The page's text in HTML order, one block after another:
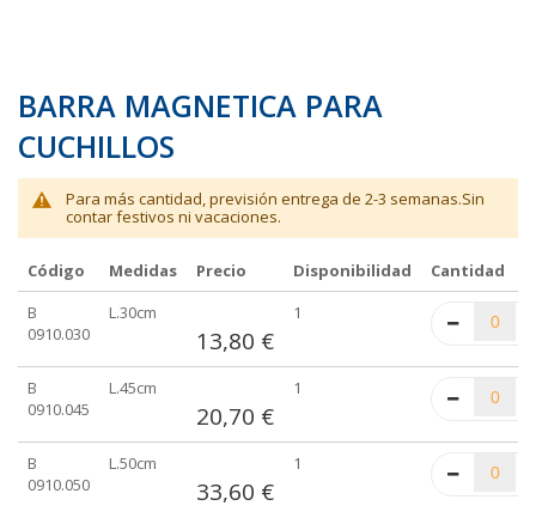
BARRA MAGNETICA PARA
CUCHILLOS
Para más cantidad, previsión entrega de 2-3 semanas.Sin
contar festivos ni vacaciones.
Elementos
de
Código Medidas Precio Disponibilidad
Cantidad
B
0910.030
L.30cm
13,80 €
1
B
0910.045
L.45cm
20,70 €
1
B
0910.050
L.50cm
33,60 €
1